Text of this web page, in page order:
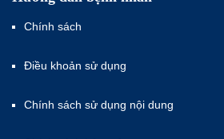
Chính sách
Điều khoản sử dụng
Chính sách sử dụng nội dung